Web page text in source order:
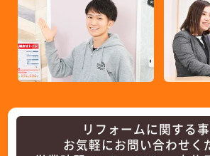
リフォームに関する
お気軽にお問い合わせ